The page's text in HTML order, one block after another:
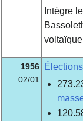
Intègre
1956
02/01